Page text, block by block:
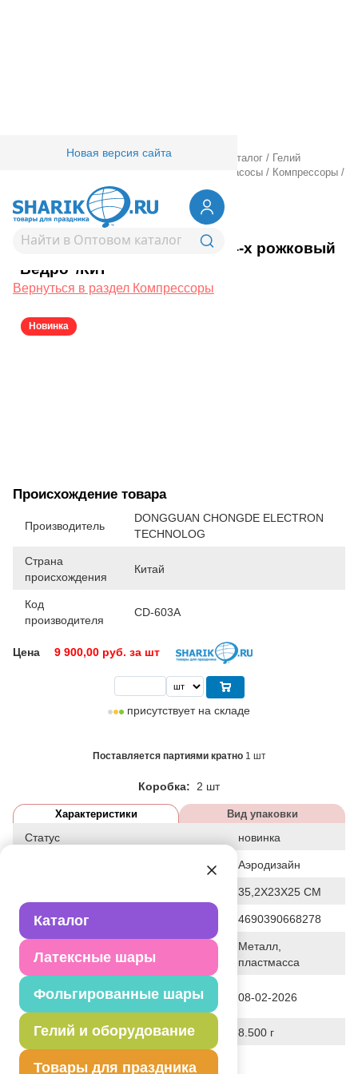
Каталог
Латексные шары
Фольгированные шары
Гелий и оборудование
Товары для праздника
Новая версия сайта
Товары для праздника/ Оптовый каталог / Гелий
Компрессоры и насосы / Компрессоры /
Компрессор возд 4-х рожковый "Ведро"/Кит
1305-0380Компрессор возд 4-х рожковый
"Ведро"/Кит
Вернуться в раздел Компрессоры
Новинка
Происхождение товара
Производитель
DONGGUAN CHONGDE ELECTRON
TECHNOLOG
Страна
происхождения
Китай
Код
производителя
CD-603A
Цена 9 900,00 руб. за шт
присутствует на складе
Поставляется партиями кратно 1 шт
Коробка: 2 шт
Характеристики Вид упаковки
Статус новинка
Аэродизайн
35,2Х23Х25 СМ
Штрих код 4690390668278
Исходный материал
Металл,
пластмасса
Дата последнего изменения
08-02-2026
Вес 8.500 г
Описание товара